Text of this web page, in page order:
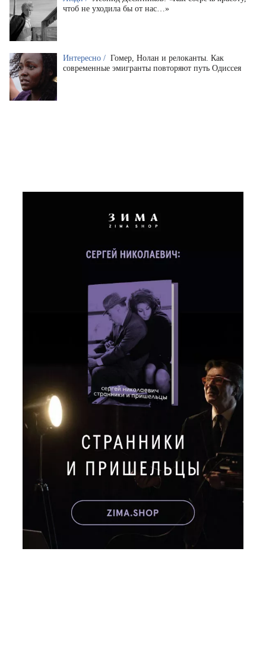
чтоб не уходила бы от нас…»
Интересно / Гомер, Нолан и релоканты. Как
современные эмигранты повторяют путь Одиссея